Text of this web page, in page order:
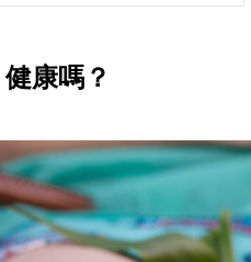
康嗎？